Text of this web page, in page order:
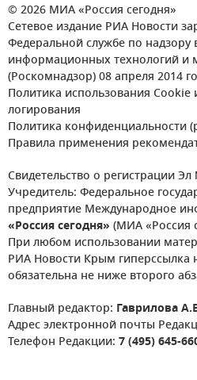
© 2026 МИА «Россия сегодня»
Сетевое издание РИА Новости
Федеральной службе по надзору
информационных технологий и
(Роскомнадзор) 08 апреля 2014
Политика использования Cookie
логирования
Политика конфиденциальности
Правила применения
Свидетельство о регистрации
Учредитель: Федеральное
предприятие Международное
«Россия сегодня» (МИА «Россия
При любом использовании
РИА Новости Крым гиперссылка
обязательна не ниже второго
Главный редактор: Гаврилова
Адрес электронной почты
Телефон Редакции: 7 (495) 645-